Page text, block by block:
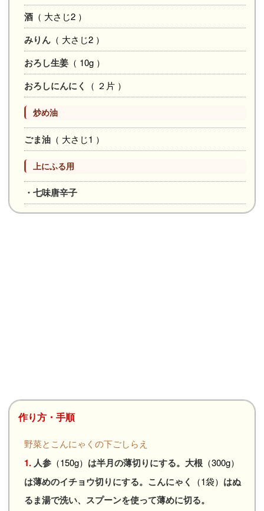
酒 （ 大さじ2 ）
みりん （ 大さじ2 ）
おろし生姜 （ 10g ）
おろしにんにく （ ２片 ）
炒め油
ごま油 （ 大さじ1 ）
上にふる用
・七味唐辛子
作り方・手順
野菜とこんにゃくの下ごしらえ
1. 人参 （150g） は半月の薄切りにする。大根 （300g）
は薄めのイチョウ切りにする。こんにゃく （1袋） はぬ
るま湯で洗い、スプーンを使って薄めに切る。